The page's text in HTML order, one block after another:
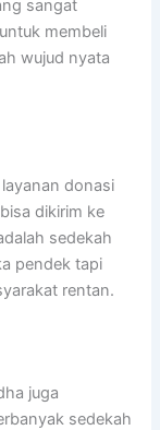
sangat
membeli
wujud nyata
donasi
dikirim ke
sedekah
pendek tapi
rentan.
juga
sedekah